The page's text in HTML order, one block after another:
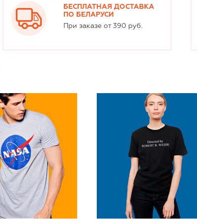
БЕСПЛАТНАЯ ДОСТАВКА
ПО БЕЛАРУСИ
При заказе от 390 руб.